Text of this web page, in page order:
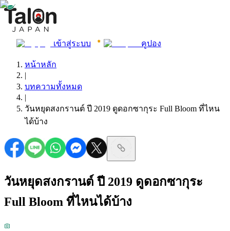
เข้าสู่ระบบ คูปอง
หน้าหลัก
|
บทความทั้งหมด
|
วันหยุดสงกรานต์ ปี 2019 ดูดอกซากุระ Full Bloom ที่ไหน
ได้บ้าง
วันหยุดสงกรานต์ ปี 2019 ดูดอกซากุระ
Full Bloom ที่ไหนได้บ้าง